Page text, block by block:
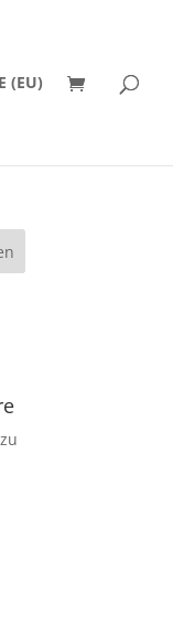
(EU)
zu